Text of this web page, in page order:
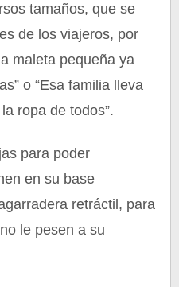
tamaños, que se
de los viajeros, por
maleta pequeña ya
o “Esa familia lleva
ropa de todos”.
para poder
en su base
retráctil, para
le pesen a su